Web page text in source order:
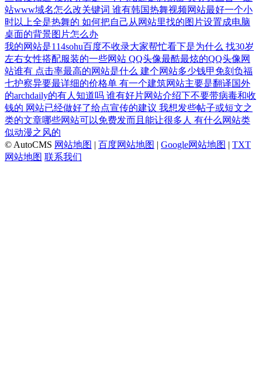
站www域名怎么改关键词 谁有韩国热舞视频网站最好一个小
时以上全是热舞的 如何把自己从网站里找的图片设置成电脑
桌面的背景图片怎么办
我的网站是114sohu百度不收录大家帮忙看下是为什么 找30岁
左右女性搭配服装的一些网站 QQ头像最酷最炫的QQ头像网
站谁有 点击率最高的网站是什么 建个网站多少钱甲免刻负福
七护察异要最详细的价格单 有一个建筑网站主要是翻译国外
的archdaily的有人知道吗 谁有好片网站介绍下不要带病毒和收
钱的 网站已经做好了给点宣传的建议 我想发些帖子或短文之
类的文章哪些网站可以免费发而且能让很多人 有什么网站类
似动漫之风的
© AutoCMS 网站地图 | 百度网站地图 | Google网站地图 | TXT
网站地图 联系我们